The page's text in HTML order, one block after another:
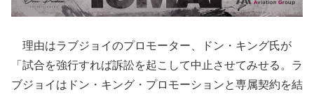
理由はラブジョイのプロモーター、ドン・キング氏が
「試合を強行すれば訴訟を起こして中止させてみせる。ラ
ブジョイはドン・キング・プロモーションと専属契約を結